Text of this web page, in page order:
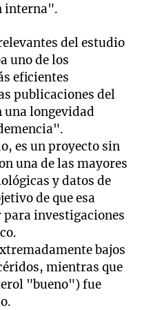
interna".
del estudio
uno de los
eficientes
publicaciones del
una longevidad
es un proyecto sin
una de las mayores
y datos de
de que esa
investigaciones
bajos
mientras que
"bueno") fue